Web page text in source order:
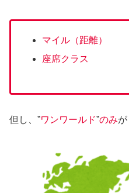
マイル（距離）
座席クラス
但し、”ワンワールド”のみが